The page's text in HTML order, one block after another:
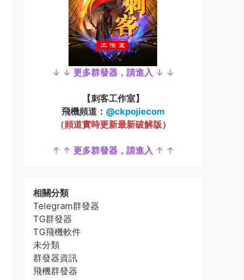
↓ ↓ 更多群發器，請進入 ↓ ↓
【刺客工作室】
飛機頻道： @ckpojiecom
（頻道實時更新最新破解版）
↑ ↑ 更多群發器，請進入 ↑ ↑
相關分類
Telegram群發器
TG群發器
TG飛機軟件
未分類
群發器資訊
飛機群發器